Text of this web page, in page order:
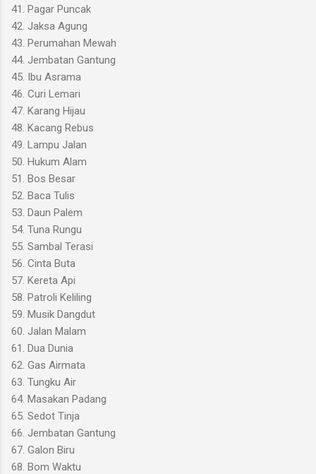
41. Pagar Puncak
42. Jaksa Agung
43. Perumahan Mewah
44. Jembatan Gantung
45. Ibu Asrama
46. Curi Lemari
47. Karang Hijau
48. Kacang Rebus
49. Lampu Jalan
50. Hukum Alam
51. Bos Besar
52. Baca Tulis
53. Daun Palem
54. Tuna Rungu
55. Sambal Terasi
56. Cinta Buta
57. Kereta Api
58. Patroli Keliling
59. Musik Dangdut
60. Jalan Malam
61. Dua Dunia
62. Gas Airmata
63. Tungku Air
64. Masakan Padang
65. Sedot Tinja
66. Jembatan Gantung
67. Galon Biru
68. Bom Waktu